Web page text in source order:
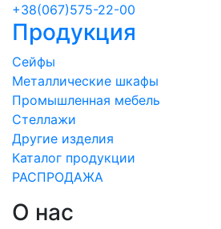
+38(067)575-22-00
Продукция
Сейфы
Металлические шкафы
Промышленная мебель
Стеллажи
Другие изделия
Каталог продукции
РАСПРОДАЖА
О нас